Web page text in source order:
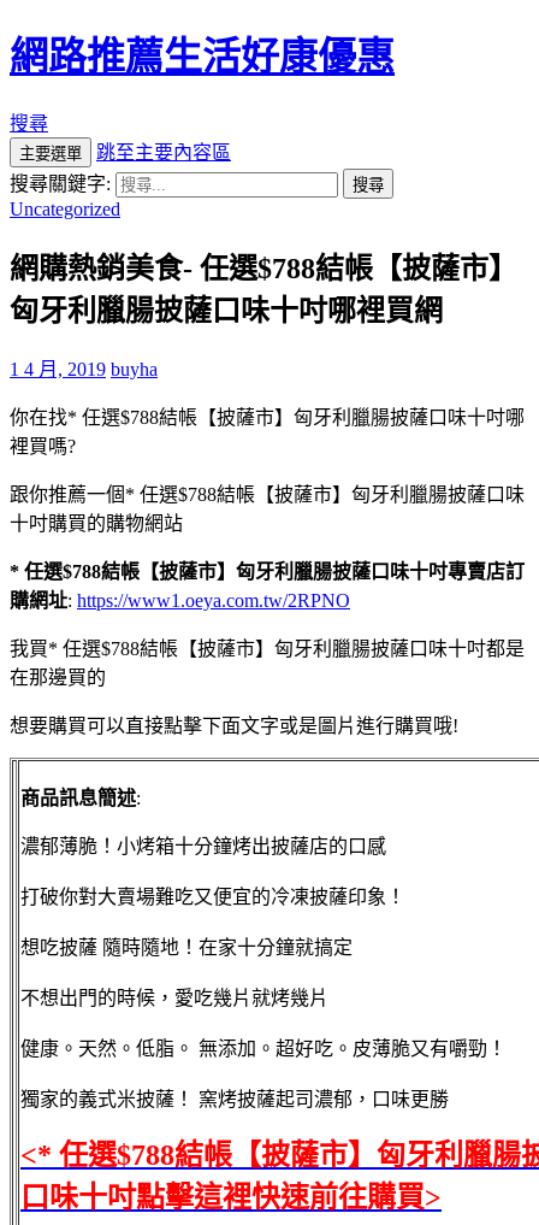
網路推薦生活好康優惠
搜尋
主要選單
跳至主要內容區
搜尋關鍵字:
Uncategorized
網購熱銷美食- 任選$788結帳【披薩市】
匈牙利臘腸披薩口味十吋哪裡買網
1 4 月, 2019 buyha
你在找* 任選$788結帳【披薩市】匈牙利臘腸披薩口味十吋哪
裡買嗎?
跟你推薦一個* 任選$788結帳【披薩市】匈牙利臘腸披薩口味
十吋購買的購物網站
* 任選$788結帳【披薩市】匈牙利臘腸披薩口味十吋專賣店訂
購網址: https://www1.oeya.com.tw/2RPNO
我買* 任選$788結帳【披薩市】匈牙利臘腸披薩口味十吋都是
在那邊買的
想要購買可以直接點擊下面文字或是圖片進行購買哦!
商品訊息簡述:
濃郁薄脆！小烤箱十分鐘烤出披薩店的口感
打破你對大賣場難吃又便宜的冷凍披薩印象！
想吃披薩 隨時隨地！在家十分鐘就搞定
不想出門的時候，愛吃幾片就烤幾片
健康。天然。低脂。 無添加。超好吃。皮薄脆又有嚼勁！
獨家的義式米披薩！ 窯烤披薩起司濃郁，口味更勝
<* 任選$788結帳【披薩市】匈牙利臘腸
口味十吋點擊這裡快速前往購買>